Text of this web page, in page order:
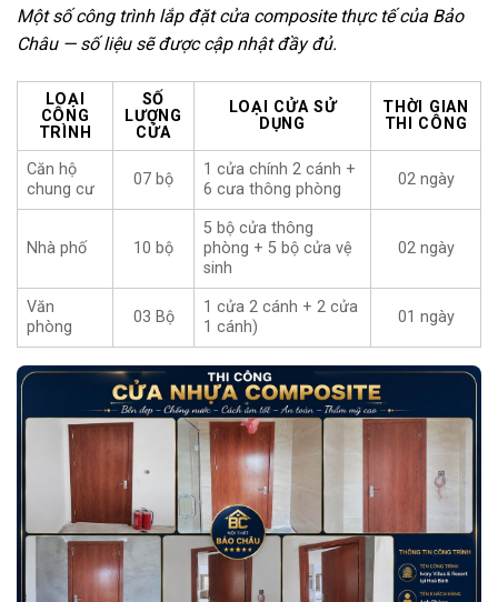
Một số công trình lắp đặt cửa composite thực tế của Bảo
Châu — số liệu sẽ được cập nhật đầy đủ.
LOẠI
CÔNG
TRÌNH
SỐ
LƯỢNG
CỬA
LOẠI CỬA SỬ
DỤNG
THỜI GIAN
THI CÔNG
Căn hộ
chung cư
07 bộ
1 cửa chính 2 cánh +
6 cưa thông phòng
02 ngày
Nhà phố 10 bộ
5 bộ cửa thông
phòng + 5 bộ cửa vệ
sinh
02 ngày
Văn
phòng
03 Bộ
1 cửa 2 cánh + 2 cửa
1 cánh)
01 ngày